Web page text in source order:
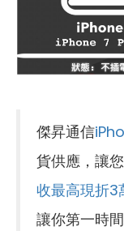
傑昇通信
貨供應，讓
收最高現折3
讓你第一時